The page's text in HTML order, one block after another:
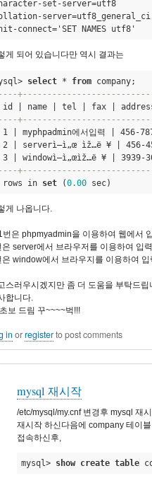
set-server=utf8
server=utf8 _general_
connect='SET NAMES utf8'
게 되어 있습니다만 역시 결과는
select * from company;
----
id | name | tel | fax |
----
1 | myphpadmin에서입력 | 456-
2 | serverì—ì„œ ìž…ë ¥ | 456-
3 | windowì—ì„œìž…ë ¥ | 3939-
----
rows in set (0.00 sec)
게 나옵니다.
번은 phpmyadmin을 이용하여 웹에서
은 server에서 브라우저를 이용하여 입력
은 window에서 브라우지를 이용하여
스러우시겠지만 좀 더 도움을 부탁드립
합니다.
보 드림 꾸~~~~벅!!!
in orregisterto post comments
mysql 재시작
/etc/mysql/my.cnf 변경후 mysql 재
재시작 하신다음에 company 테이
접속하신후,
mysql> show create table